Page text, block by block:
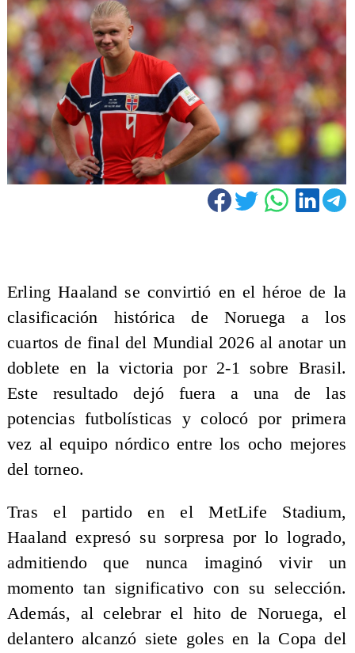
Erling Haaland se convirtió en el héroe de la
clasificación histórica de Noruega a los
cuartos de final del Mundial 2026 al anotar un
doblete en la victoria por 2-1 sobre Brasil.
Este resultado dejó fuera a una de las
potencias futbolísticas y colocó por primera
vez al equipo nórdico entre los ocho mejores
del torneo.
Tras el partido en el MetLife Stadium,
Haaland expresó su sorpresa por lo logrado,
admitiendo que nunca imaginó vivir un
momento tan significativo con su selección.
Además, al celebrar el hito de Noruega, el
delantero alcanzó siete goles en la Copa del